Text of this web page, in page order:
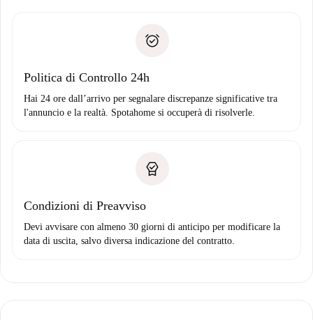
Domiciliazione del pagamento
solo se non segnali problemi.
Politica di Controllo 24h
Hai 24 ore dall’arrivo per segnalare discrepanze significative tra
l'annuncio e la realtà. Spotahome si occuperà di risolverle.
Condizioni di Preavviso
Devi avvisare con almeno 30 giorni di anticipo per modificare la
data di uscita, salvo diversa indicazione del contratto.